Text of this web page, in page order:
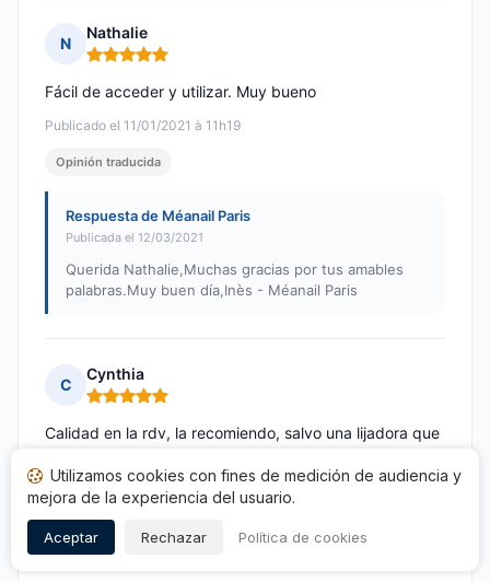
N
Nathalie
Nota: 5 de 5
Publicado el 11/01/2021 à 11h19
Fácil de acceder y utilizar. Muy bueno
Opinión traducida
Respuesta de Méanail Paris
Publicada el 12/03/2021
Querida Nathalie,Muchas gracias por tus amables
palabras.Muy buen día,Inès - Méanail Paris
C
Cynthia
Nota: 5 de 5
Publicado el 10/01/2021 à 15h24
Calidad en la rdv, la recomiendo, salvo una lijadora que
cambiar la punta
Opinión traducida
Utilizamos cookies con fines de medición de audiencia y
mejora de la experiencia del usuario.
Aceptar Rechazar Política de cookies